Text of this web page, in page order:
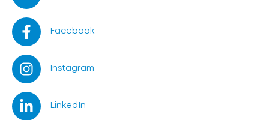
Facebook
Instagram
LinkedIn